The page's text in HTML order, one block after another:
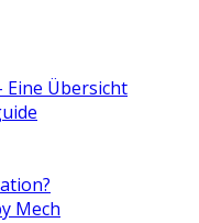
Eine Übersicht
Mech